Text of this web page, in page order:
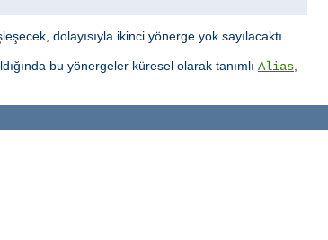
dolayısıyla ikinci yönerge yok sayılacaktı.
bu yönergeler küresel olarak tanımlı Alias